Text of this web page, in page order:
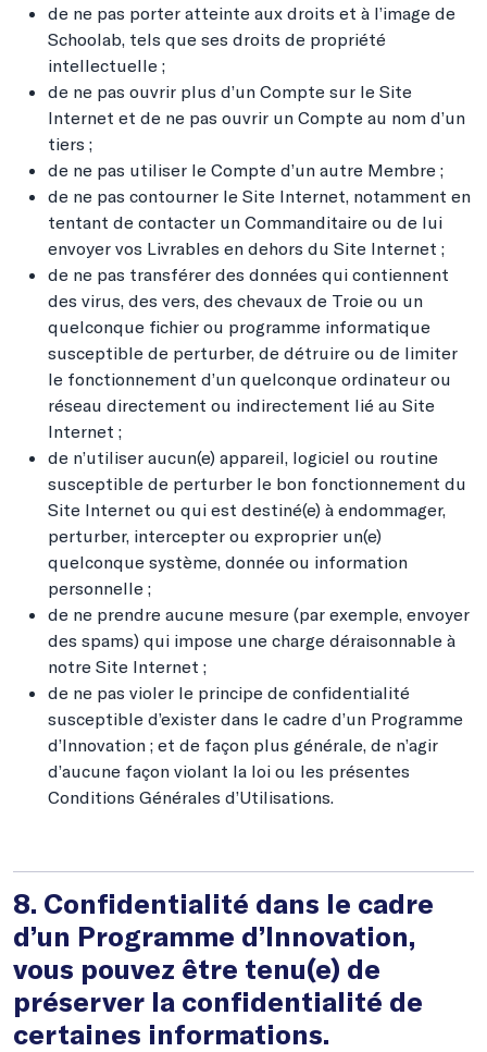
de ne pas porter atteinte aux droits et à l’image de
Schoolab, tels que ses droits de propriété
intellectuelle ;
de ne pas ouvrir plus d’un Compte sur le Site
Internet et de ne pas ouvrir un Compte au nom d’un
tiers ;
de ne pas utiliser le Compte d’un autre Membre ;
de ne pas contourner le Site Internet, notamment en
tentant de contacter un Commanditaire ou de lui
envoyer vos Livrables en dehors du Site Internet ;
de ne pas transférer des données qui contiennent
des virus, des vers, des chevaux de Troie ou un
quelconque fichier ou programme informatique
susceptible de perturber, de détruire ou de limiter
le fonctionnement d’un quelconque ordinateur ou
réseau directement ou indirectement lié au Site
Internet ;
de n’utiliser aucun(e) appareil, logiciel ou routine
susceptible de perturber le bon fonctionnement du
Site Internet ou qui est destiné(e) à endommager,
perturber, intercepter ou exproprier un(e)
quelconque système, donnée ou information
personnelle ;
de ne prendre aucune mesure (par exemple, envoyer
des spams) qui impose une charge déraisonnable à
notre Site Internet ;
de ne pas violer le principe de confidentialité
susceptible d’exister dans le cadre d’un Programme
d’Innovation ; et de façon plus générale, de n’agir
d’aucune façon violant la loi ou les présentes
Conditions Générales d’Utilisations.
8. Confidentialité dans le cadre
d’un Programme d’Innovation,
vous pouvez être tenu(e) de
préserver la confidentialité de
certaines informations.